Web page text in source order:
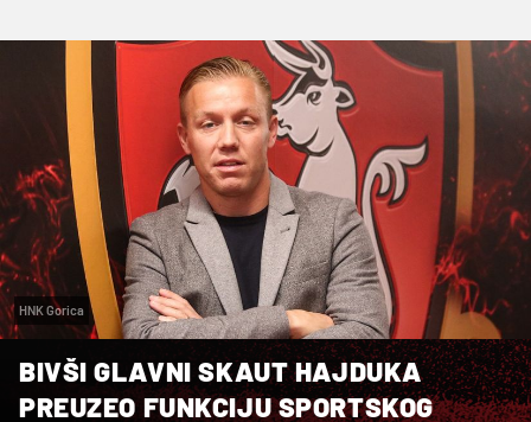
HNK Gorica
BIVŠI GLAVNI SKAUT HAJDUKA
PREUZEO FUNKCIJU SPORTSKOG